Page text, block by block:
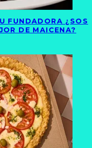
FUNDADORA ¿SOS
DE MAICENA?